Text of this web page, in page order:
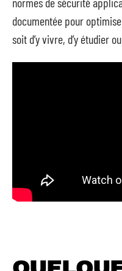
documentée pour
soit d’y vivre, d’y étudier